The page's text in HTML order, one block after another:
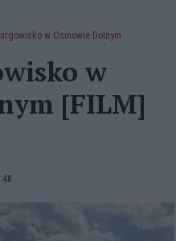
targowisko w Osinowie Dolnym
w
[FILM]